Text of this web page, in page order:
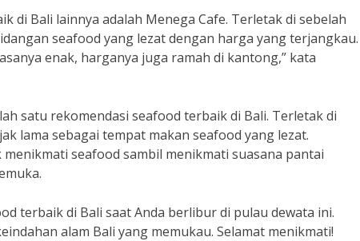
di Bali lainnya adalah Menega Cafe. Terletak di sebelah
seafood yang lezat dengan harga yang terjangkau.
enak, harganya juga ramah di kantong,” kata
satu rekomendasi seafood terbaik di Bali. Terletak di
lama sebagai tempat makan seafood yang lezat.
seafood sambil menikmati suasana pantai
terbaik di Bali saat Anda berlibur di pulau dewata ini.
alam Bali yang memukau. Selamat menikmati!